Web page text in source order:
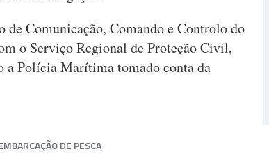
de Comunicação, Comando e Controlo do
o Serviço Regional de Proteção Civil,
a Polícia Marítima tomado conta da
DE PESCA